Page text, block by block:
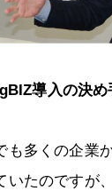
導入の決め
も多くの企業
いたのですが